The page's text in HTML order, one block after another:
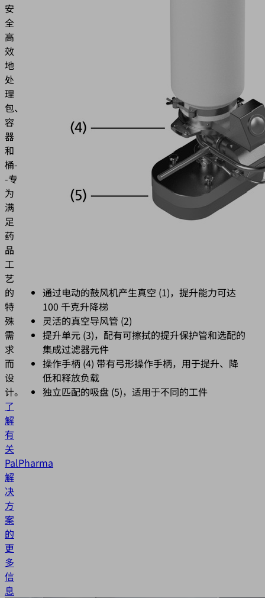
安
全
高
效
地
处
理
包、
容
器
和
桶-
-专
为
满
足
药
品
工
艺
的
特
殊
需
求
而
设
计。
了
解
有
关
PalPharma
解
决
方
案
的
更
多
信
息
通过电动的鼓风机产生真空 (1)，提升能力可达
100 千克升降梯
灵活的真空导风管 (2)
提升单元 (3)，配有可擦拭的提升保护管和选配的
集成过滤器元件
操作手柄 (4) 带有弓形操作手柄，用于提升、降
低和释放负载
独立匹配的吸盘 (5)，适用于不同的工件